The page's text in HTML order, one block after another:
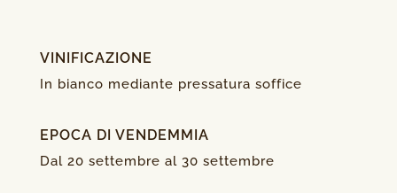
VINIFICAZIONE
In bianco mediante pressatura soffice
EPOCA DI VENDEMMIA
Dal 20 settembre al 30 settembre